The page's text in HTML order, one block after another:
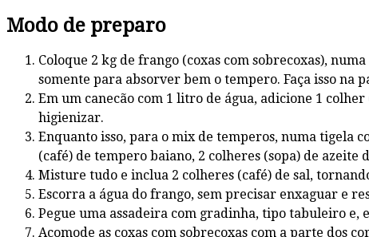
Modo de preparo
Coloque 2 kg de frango (coxas com sobrecoxas),
somente para absorver bem o tempero. Faça isso na
Em um canecão com 1 litro de água, adicione 1
higienizar.
Enquanto isso, para o mix de temperos, numa tigela
(café) de tempero baiano, 2 colheres (sopa) de azeite
Misture tudo e inclua 2 colheres (café) de sal,
Escorra a água do frango, sem precisar enxaguar e
Pegue uma assadeira com gradinha, tipo tabuleiro
Acomode as coxas com sobrecoxas com a parte dos